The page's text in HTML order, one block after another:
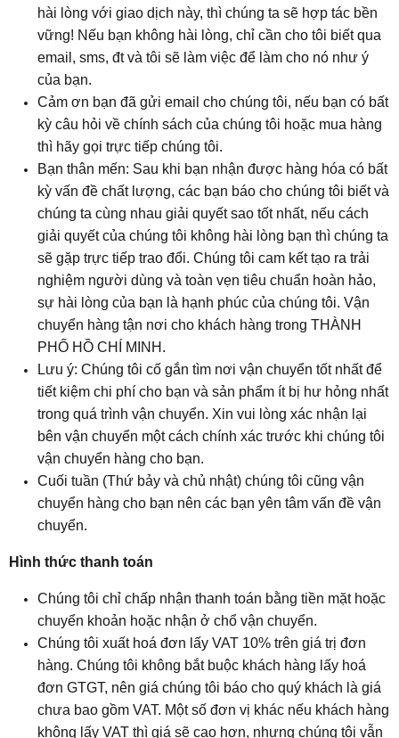
hài lòng với giao dịch này, thì chúng ta sẽ hợp tác bền
vững! Nếu bạn không hài lòng, chỉ cần cho tôi biết qua
email, sms, đt và tôi sẽ làm việc để làm cho nó như ý
của bạn.
Cảm ơn bạn đã gửi email cho chúng tôi, nếu bạn có bất
kỳ câu hỏi về chính sách của chúng tôi hoặc mua hàng
thì hãy gọi trực tiếp chúng tôi.
Bạn thân mến: Sau khi bạn nhận được hàng hóa có bất
kỳ vấn đề chất lượng, các bạn báo cho chúng tôi biết và
chúng ta cùng nhau giải quyết sao tốt nhất, nếu cách
giải quyết của chúng tôi không hài lòng bạn thì chúng ta
sẽ gặp trực tiếp trao đổi. Chúng tôi cam kết tạo ra trải
nghiệm người dùng và toàn vẹn tiêu chuẩn hoàn hảo,
sự hài lòng của bạn là hạnh phúc của chúng tôi. Vận
chuyển hàng tận nơi cho khách hàng trong THÀNH
PHỐ HỒ CHÍ MINH.
Lưu ý: Chúng tôi cố gắn tìm nơi vận chuyển tốt nhất để
tiết kiệm chi phí cho bạn và sản phẩm ít bị hư hỏng nhất
trong quá trình vận chuyển. Xin vui lòng xác nhận lại
bên vận chuyển một cách chính xác trước khi chúng tôi
vận chuyển hàng cho bạn.
Cuối tuần (Thứ bảy và chủ nhật) chúng tôi cũng vận
chuyển hàng cho bạn nên các bạn yên tâm vấn đề vận
chuyển.
Hình thức thanh toán
Chúng tôi chỉ chấp nhận thanh toán bằng tiền mặt hoặc
chuyển khoản hoặc nhận ở chổ vận chuyển.
Chúng tôi xuất hoá đơn lấy VAT 10% trên giá trị đơn
hàng. Chúng tôi không bắt buộc khách hàng lấy hoá
đơn GTGT, nên giá chúng tôi báo cho quý khách là giá
chưa bao gồm VAT. Một số đơn vị khác nếu khách hàng
không lấy VAT thì giá sẽ cao hơn, nhưng chúng tôi vẫn